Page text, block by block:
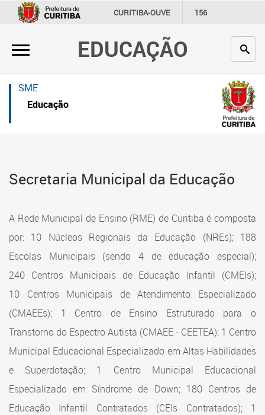
CURITIBA-OUVE 156
INFORMAÇÃO SECRETARIAS
EDUCAÇÃO
×
Inicial
Secretaria
Profissionais da educação
Contato
úteis
Portal da Prefeitura de Curitiba
Cadastramento Escolar
Cadastro Online
Portal ICS Instituto Curitiba de
Portal Aprendere
Portal do Servidor
×
Inicial
Inicial
Secretaria
Crianças e estudantes
Contato
Estrutura da Secretaria
Estrutura da Secretaria
Superintendência Executiva
Departamento de Logística
Departamento de Logística
SME
Educação
Secretaria Municipal da Educação
A Rede Municipal de Ensino (RME) de Curitiba é composta
por: 10 Núcleos Regionais da Educação (NREs); 188
Escolas Municipais (sendo 4 de educação especial);
240 Centros Municipais de Educação Infantil (CMEIs);
10 Centros Municipais de Atendimento Especializado
(CMAEEs); 1 Centro de Ensino Estruturado para o
Transtorno do Espectro Autista (CMAEE - CEETEA); 1 Centro
Municipal Educacional Especializado em Altas Habilidades
e Superdotação; 1 Centro Municipal Educacional
Especializado em Síndrome de Down; 180 Centros de
Educação Infantil Contratados (CEIs Contratados); 1